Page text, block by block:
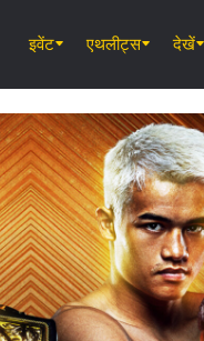
इवेंट एथलीट्स देखें